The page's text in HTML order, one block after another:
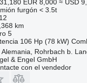
EUR 8,000 ≈ USD
furgón < 3.5t
km
5
106 Hp (78 kW)
Alemania, Rohrbach b.
& Engel GmbH
con el vendedor